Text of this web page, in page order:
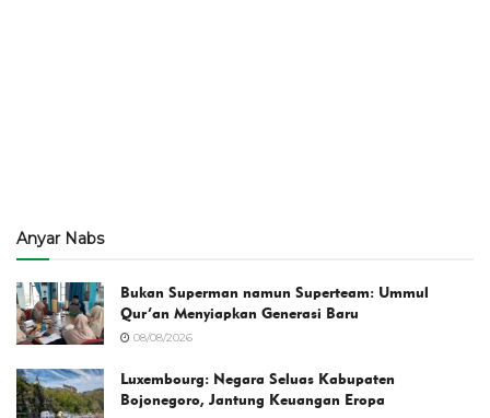
Anyar Nabs
Bukan Superman namun Superteam: Ummul
Qur’an Menyiapkan Generasi Baru
08/08/2026
Luxembourg: Negara Seluas Kabupaten
Bojonegoro, Jantung Keuangan Eropa